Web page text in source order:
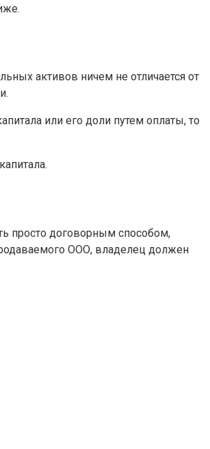
активов ничем не отличается от
или его доли путем оплаты, то
просто договорным способом,
ООО, владелец должен